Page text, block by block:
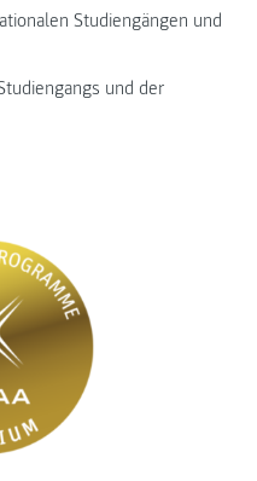
Studiengängen und
und der